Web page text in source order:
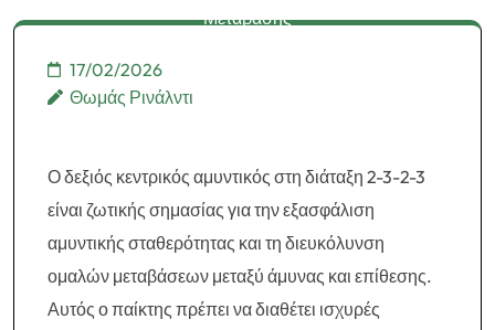
Μετάβασης
17/02/2026
Θωμάς Ρινάλντι
Ο δεξιός κεντρικός αμυντικός στη διάταξη 2-3-2-3
είναι ζωτικής σημασίας για την εξασφάλιση
αμυντικής σταθερότητας και τη διευκόλυνση
ομαλών μεταβάσεων μεταξύ άμυνας και επίθεσης.
Αυτός ο παίκτης πρέπει να διαθέτει ισχυρές